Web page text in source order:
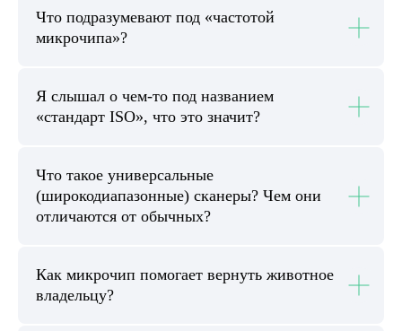
Что подразумевают под «частотой
микрочипа»?
Я слышал о чем-то под названием
«стандарт ISO», что это значит?
Что такое универсальные
(широкодиапазонные) сканеры? Чем они
отличаются от обычных?
Как микрочип помогает вернуть животное
владельцу?